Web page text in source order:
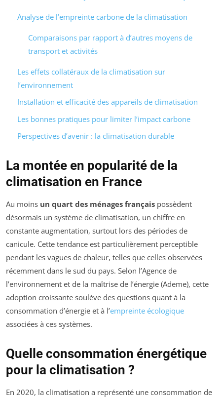
Analyse de l’empreinte carbone de la climatisation
Comparaisons par rapport à d’autres moyens de
transport et activités
Les effets collatéraux de la climatisation sur
l’environnement
Installation et efficacité des appareils de climatisation
Les bonnes pratiques pour limiter l’impact carbone
Perspectives d’avenir : la climatisation durable
La montée en popularité de la
climatisation en France
Au moins un quart des ménages français possèdent
désormais un système de climatisation, un chiffre en
constante augmentation, surtout lors des périodes de
canicule. Cette tendance est particulièrement perceptible
pendant les vagues de chaleur, telles que celles observées
récemment dans le sud du pays. Selon l’Agence de
l’environnement et de la maîtrise de l’énergie (Ademe), cette
adoption croissante soulève des questions quant à la
consommation d’énergie et à l’empreinte écologique
associées à ces systèmes.
Quelle consommation énergétique
pour la climatisation ?
En 2020, la climatisation a représenté une consommation de